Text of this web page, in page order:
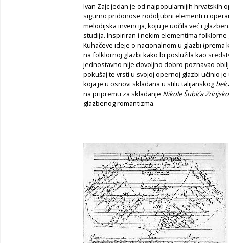
Ivan Zajc jedan je od najpopularnijih hrvatskih
sigurno pridonose rodoljubni elementi u
melodijska invencija, koju je uočila već i
studija. Inspiriran i nekim elementima folklorne
Kuhačeve ideje o nacionalnom u glazbi
na folklornoj glazbi kako bi poslužila kao
jednostavno nije dovoljno dobro poznavao
pokušaj te vrsti u svojoj opernoj glazbi učinio
koja je u osnovi skladana u stilu talijanskog
na pripremu za skladanje Nikole Šubića
glazbenog romantizma.